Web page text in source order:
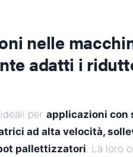
nelle
adatti i
per applicazioni con
ad alta velocità,
pallettizzatori. La loro